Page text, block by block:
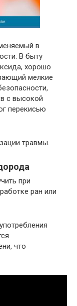
в
В быту
хорошо
мелкие
с высокой
перекисью
травмы.
при
ран или
что